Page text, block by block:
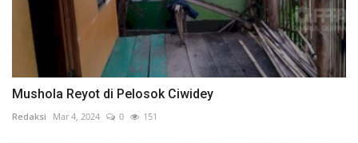
Mushola Reyot di Pelosok Ciwidey
Redaksi Mar 4, 2024 0 151